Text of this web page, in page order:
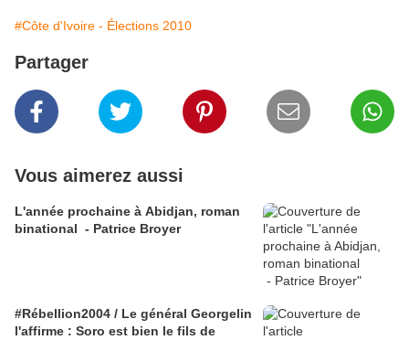
#Côte d'Ivoire - Élections 2010
Partager
Vous aimerez aussi
L'année prochaine à Abidjan, roman
binational - Patrice Broyer
#Rébellion2004 / Le général Georgelin
l'affirme : Soro est bien le fils de